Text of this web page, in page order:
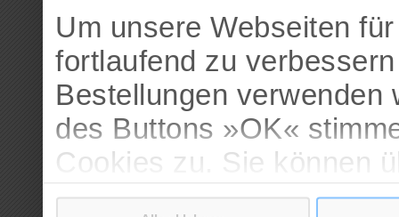
Um unsere Webseiten
fortlaufend zu
Bestellungen
des Buttons »OK«
Cookies zu. Sie können
verschiedenen Cookies